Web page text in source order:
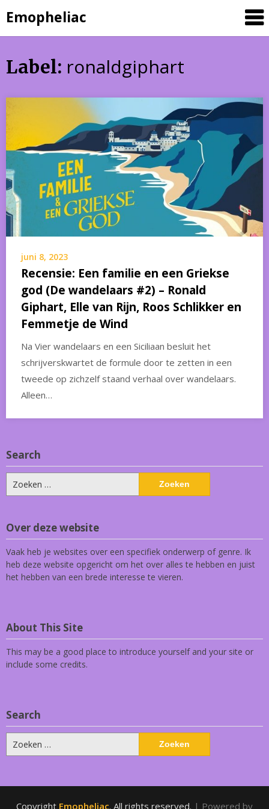
to
content
Emopheliac
Label: ronaldgiphart
juni 8, 2023
Recensie: Een familie en een Griekse
god (De wandelaars #2) – Ronald
Giphart, Elle van Rijn, Roos Schlikker en
Femmetje de Wind
Na Vier wandelaars en een Siciliaan besluit het
schrijverskwartet de formule door te zetten in een
tweede op zichzelf staand verhaal over wandelaars.
Alleen…
Search
Zoeken
naar:
Over deze website
Vaak heb je websites over een specifiek onderwerp of genre. Ik
heb deze website opgericht om het over alles te hebben en juist
het hebben van een brede interesse te vieren.
About This Site
This may be a good place to introduce yourself and your site or
include some credits.
Search
Zoeken
naar:
Copyright Emopheliac. All rights reserved. | Powered by